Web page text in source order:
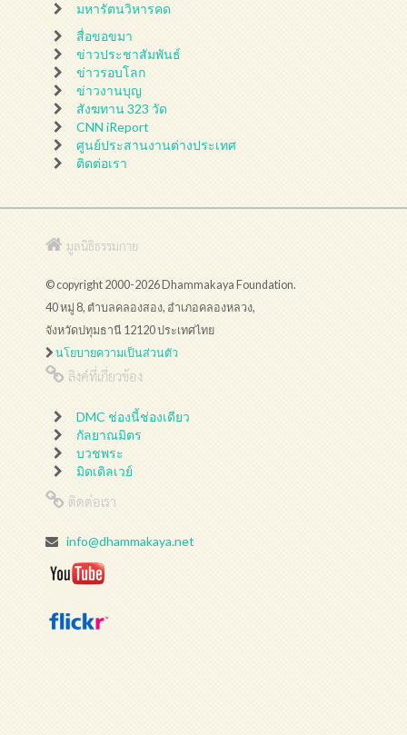
มหารัตนวิหารคด
สื่อขอขมา
ข่าวประชาสัมพันธ์
ข่าวรอบโลก
ข่าวงานบุญ
สังฆทาน 323 วัด
CNN iReport
ศูนย์ประสานงานต่างประเทศ
ติดต่อเรา
มูลนิธิธรรมกาย
© copyright 2000-2026 Dhammakaya Foundation.
40 หมู่ 8, ตำบลคลองสอง, อำเภอคลองหลวง,
จังหวัดปทุมธานี 12120 ประเทศไทย
นโยบายความเป็นส่วนตัว
ลิงค์ที่เกี่ยวข้อง
DMC ช่องนี้ช่องเดียว
กัลยาณมิตร
บวชพระ
มิดเดิลเวย์
ติดต่อเรา
info@dhammakaya.net